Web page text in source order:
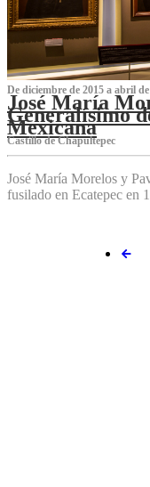
De diciembre de 2015 a abril
José María
Generalísimo
Mexicana
C‌astillo de Chapultepec
José María Morelos y
fusilado en Ecatepec en